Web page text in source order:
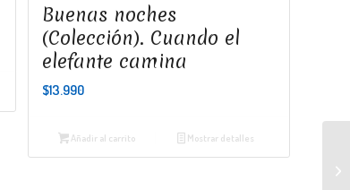
Buenas noches
(Colección). Cuando el
elefante camina
$13.990
Añadir al carrito Mostrar detalles